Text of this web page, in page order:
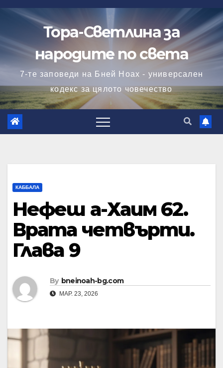
Skip
content
Тора-Светлина за
народите по света
7-те заповеди на Бней Ноах - универсален
кодекс за цялото човечество
КАББАЛА
Нефеш а-Хаим 62.
Врата четвърти.
Глава 9
By bneinoah-bg.com
МАР. 23, 2026